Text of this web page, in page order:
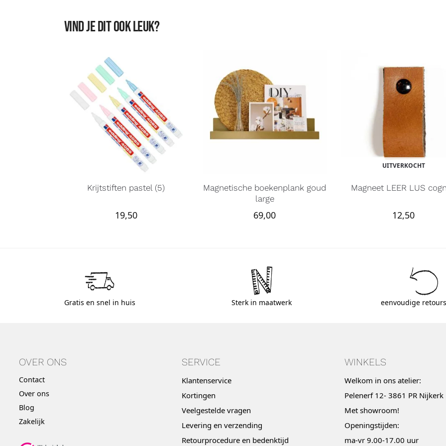
Vind je dit ook leuk?
Krijtstiften pastel (5)
19,50
Magnetische boekenplank goud
large
69,00
UITVERKOCHT
Magneet LEER LUS
12,50
Gratis en snel in huis Sterk in maatwerk eenvoudige
OVER ONS
Contact
Over ons
Blog
Zakelijk
SERVICE
Klantenservice
Kortingen
Veelgestelde vragen
Levering en verzending
Retourprocedure en bedenktijd
WINKELS
Welkom in ons atelier:
Pelenerf 12- 3861 PR Nijkerk
Met showroom!
Openingstijden:
ma-vr 9.00-17.00 uur